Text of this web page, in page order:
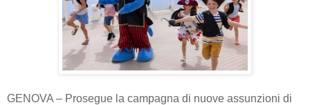
GENOVA – Prosegue la campagna di nuove assunzioni di